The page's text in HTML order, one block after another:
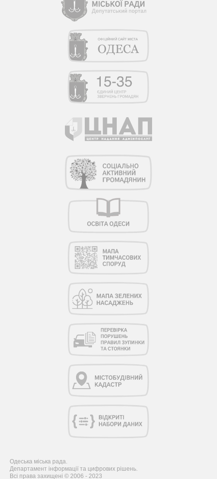
Одеська міська рада.
Департамент інформації та цифрових рішень.
Всі права захищені © 2006 - 2023